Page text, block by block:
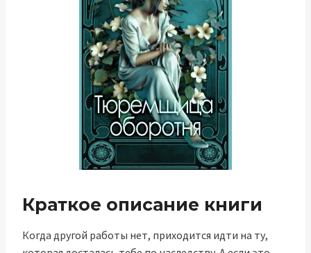
Краткое описание книги
Когда другой работы нет, приходится идти на ту,